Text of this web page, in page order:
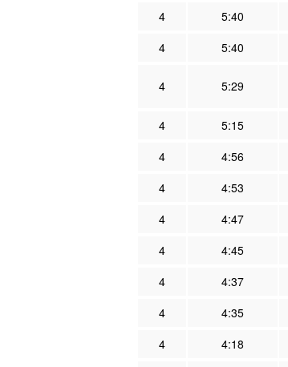
4
5:40
4
5:40
4 5:29
4
5:15
4
4:56
4
4:53
4
4:47
4
4:45
4
4:37
4
4:35
4
4:18